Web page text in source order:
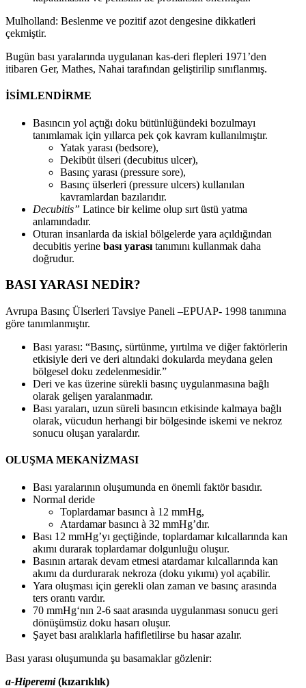
Mulholland: Beslenme ve pozitif azot dengesine dikkatleri
çekmiştir.
Bugün bası yaralarında uygulanan kas-deri flepleri 1971’den
itibaren Ger, Mathes, Nahai tarafından geliştirilip sınıflanmış.
İSİMLENDİRME
Basıncın yol açtığı doku bütünlüğündeki bozulmayı
tanımlamak için yıllarca pek çok kavram kullanılmıştır.
Yatak yarası (bedsore),
Dekibüt ülseri (decubitus ulcer),
Basınç yarası (pressure sore),
Basınç ülserleri (pressure ulcers) kullanılan
kavramlardan bazılarıdır.
Decubitis” Latince bir kelime olup sırt üstü yatma
anlamındadır.
Oturan insanlarda da iskial bölgelerde yara açıldığından
decubitis yerine bası yarası tanımını kullanmak daha
doğrudur.
BASI YARASI NEDİR?
Avrupa Basınç Ülserleri Tavsiye Paneli –EPUAP- 1998 tanımına
göre tanımlanmıştır.
Bası yarası: “Basınç, sürtünme, yırtılma ve diğer faktörlerin
etkisiyle deri ve deri altındaki dokularda meydana gelen
bölgesel doku zedelenmesidir.”
Deri ve kas üzerine sürekli basınç uygulanmasına bağlı
olarak gelişen yaralanmadır.
Bası yaraları, uzun süreli basıncın etkisinde kalmaya bağlı
olarak, vücudun herhangi bir bölgesinde iskemi ve nekroz
sonucu oluşan yaralardır.
OLUŞMA MEKANİZMASI
Bası yaralarının oluşumunda en önemli faktör basıdır.
Normal deride
Toplardamar basıncı à 12 mmHg,
Atardamar basıncı à 32 mmHg’dır.
Bası 12 mmHg’yı geçtiğinde, toplardamar kılcallarında kan
akımı durarak toplardamar dolgunluğu oluşur.
Basının artarak devam etmesi atardamar kılcallarında kan
akımı da durdurarak nekroza (doku yıkımı) yol açabilir.
Yara oluşması için gerekli olan zaman ve basınç arasında
ters orantı vardır.
70 mmHg‘nın 2-6 saat arasında uygulanması sonucu geri
dönüşümsüz doku hasarı oluşur.
Şayet bası aralıklarla hafifletilirse bu hasar azalır.
Bası yarası oluşumunda şu basamaklar gözlenir:
a-Hiperemi (kızarıklık)